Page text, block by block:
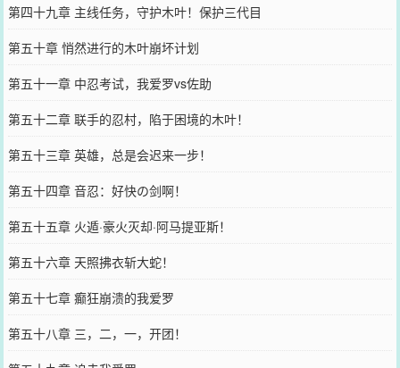
第四十九章 主线任务，守护木叶！保护三代目
第五十章 悄然进行的木叶崩坏计划
第五十一章 中忍考试，我爱罗vs佐助
第五十二章 联手的忍村，陷于困境的木叶！
第五十三章 英雄，总是会迟来一步！
第五十四章 音忍：好快の剑啊！
第五十五章 火遁·豪火灭却·阿马提亚斯！
第五十六章 天照拂衣斩大蛇！
第五十七章 癫狂崩溃的我爱罗
第五十八章 三，二，一，开团！